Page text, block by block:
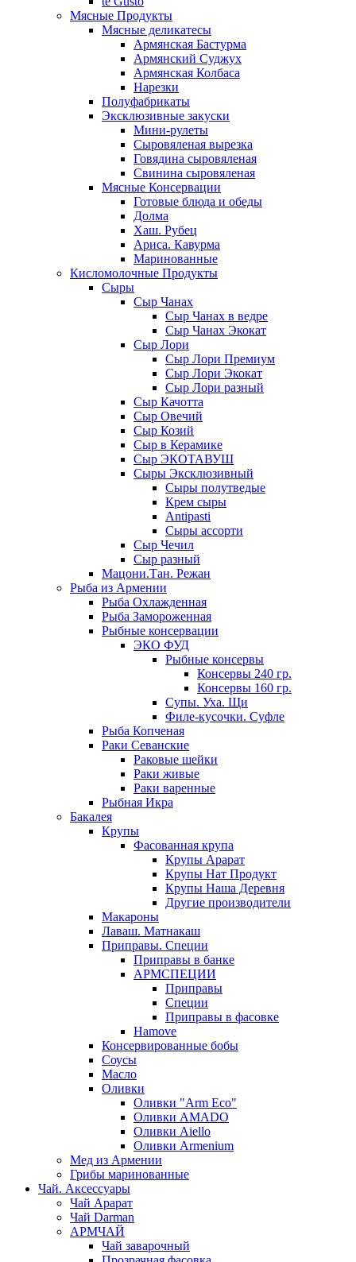
Мясные Продукты
Мясные деликатесы
Армянская Бастурма
Армянский Суджух
Армянская Колбаса
Нарезки
Полуфабрикаты
Эксклюзивные закуски
Мини-рулеты
Сыровяленая вырезка
Говядина сыровяленая
Свинина сыровяленая
Мясные Консервации
Готовые блюда и обеды
Долма
Хаш. Рубец
Ариса. Кавурма
Маринованные
Кисломолочные Продукты
Сыры
Сыр Чанах
Сыр Чанах в ведре
Сыр Чанах Экокат
Сыр Лори
Сыр Лори Премиум
Сыр Лори Экокат
Сыр Лори разный
Сыр Качотта
Сыр Овечий
Сыр Козий
Сыр в Керамике
Сыр ЭКОТАВУШ
Сыры Эксклюзивный
Сыры полутведые
Крем сыры
Antipasti
Сыры ассорти
Сыр Чечил
Сыр разный
Мацони.Тан. Режан
Рыба из Армении
Рыба Охлажденная
Рыба Замороженная
Рыбные консервации
ЭКО ФУД
Рыбные консервы
Консервы 240 гр.
Консервы 160 гр.
Супы. Уха. Щи
Филе-кусочки. Суфле
Рыба Копченая
Раки Севанские
Раковые шейки
Раки живые
Раки варенные
Рыбная Икра
Бакалея
Крупы
Фасованная крупа
Крупы Арарат
Крупы Нат Продукт
Крупы Наша Деревня
Другие производители
Макароны
Лаваш. Матнакаш
Приправы. Специи
Приправы в банке
АРМСПЕЦИИ
Приправы
Специи
Приправы в фасовке
Hamove
Консервированные бобы
Соусы
Масло
Оливки
Оливки "Arm Eco"
Оливки AMADO
Оливки Aiello
Оливки Armenium
Мед из Армении
Грибы маринованные
Чай. Аксессуары
Чай Арарат
Чай Darman
АРМЧАЙ
Чай заварочный